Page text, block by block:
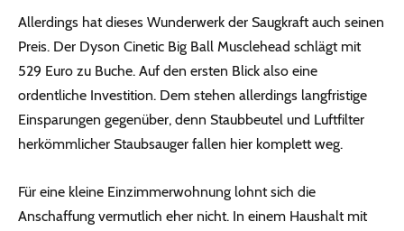
Allerdings hat dieses Wunderwerk der Saugkraft auch seinen
Preis. Der Dyson Cinetic Big Ball Musclehead schlägt mit
529 Euro zu Buche. Auf den ersten Blick also eine
ordentliche Investition. Dem stehen allerdings langfristige
Einsparungen gegenüber, denn Staubbeutel und Luftfilter
herkömmlicher Staubsauger fallen hier komplett weg.
Für eine kleine Einzimmerwohnung lohnt sich die
Anschaffung vermutlich eher nicht. In einem Haushalt mit